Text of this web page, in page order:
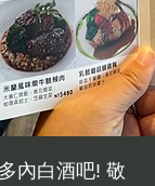
內白酒吧! 敬